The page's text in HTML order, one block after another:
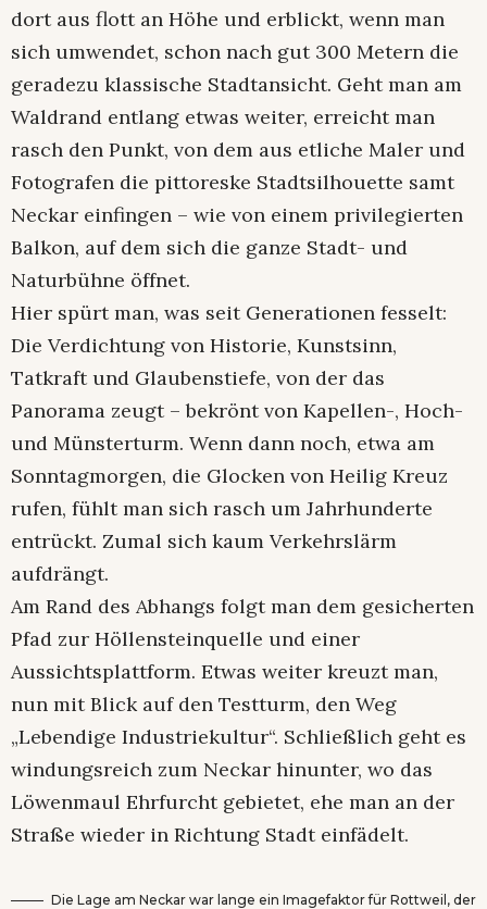
dort aus flott an Höhe und erblickt, wenn man
sich umwendet, schon nach gut 300 Metern die
geradezu klassische Stadtansicht. Geht man am
Waldrand entlang etwas weiter, erreicht man
rasch den Punkt, von dem aus etliche Maler und
Fotografen die pittoreske Stadtsilhouette samt
Neckar einfingen – wie von einem privilegierten
Balkon, auf dem sich die ganze Stadt- und
Naturbühne öffnet.
Hier spürt man, was seit Generationen fesselt:
Die Verdichtung von Historie, Kunstsinn,
Tatkraft und Glaubenstiefe, von der das
Panorama zeugt – bekrönt von Kapellen-, Hoch-
und Münsterturm. Wenn dann noch, etwa am
Sonntagmorgen, die Glocken von Heilig Kreuz
rufen, fühlt man sich rasch um Jahrhunderte
entrückt. Zumal sich kaum Verkehrslärm
aufdrängt.
Am Rand des Abhangs folgt man dem gesicherten
Pfad zur Höllensteinquelle und einer
Aussichtsplattform. Etwas weiter kreuzt man,
nun mit Blick auf den Testturm, den Weg
„Lebendige Industriekultur“. Schließlich geht es
windungsreich zum Neckar hinunter, wo das
Löwenmaul Ehrfurcht gebietet, ehe man an der
Straße wieder in Richtung Stadt einfädelt.
Die Lage am Neckar war lange ein Imagefaktor für Rottweil, der